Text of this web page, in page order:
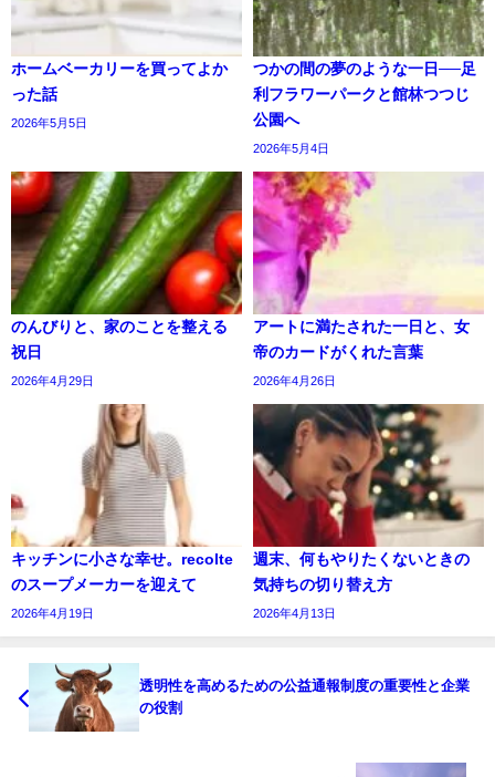
ホームベーカリーを買ってよか
った話
2026年5月5日
つかの間の夢のような一日──足
利フラワーパークと館林つつじ
公園へ
2026年5月4日
のんびりと、家のことを整える
祝日
2026年4月29日
アートに満たされた一日と、女
帝のカードがくれた言葉
2026年4月26日
キッチンに小さな幸せ。recolte
のスープメーカーを迎えて
2026年4月19日
週末、何もやりたくないときの
気持ちの切り替え方
2026年4月13日
透明性を高めるための公益通報制度の重要性と企業
の役割